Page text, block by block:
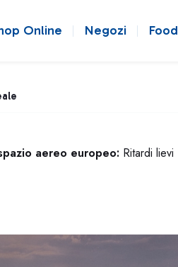
Online Negozi Food
aereo europeo: Ritardi lievi